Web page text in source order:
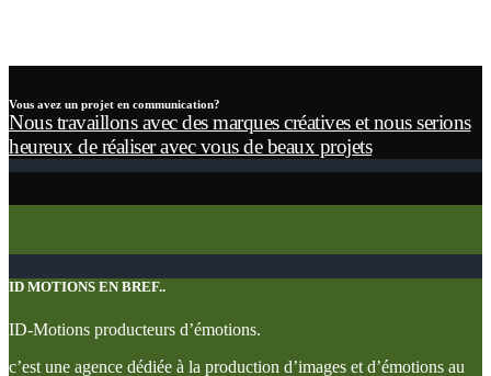
Vous avez un projet en communication?
Nous travaillons avec des marques créatives et nous serions
heureux de réaliser avec vous de beaux projets
ID MOTIONS EN BREF..
ID-Motions producteurs d’émotions.
c’est une agence dédiée à la production d’images et d’émotions au